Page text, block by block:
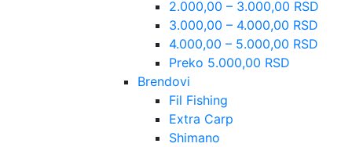
2.000,00 – 3.000,00 RSD
3.000,00 – 4.000,00 RSD
4.000,00 – 5.000,00 RSD
Preko 5.000,00 RSD
Brendovi
Fil Fishing
Extra Carp
Shimano